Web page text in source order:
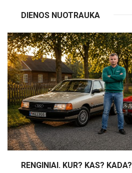
DIENOS NUOTRAUKA
RENGINIAI. KUR? KAS? KADA?